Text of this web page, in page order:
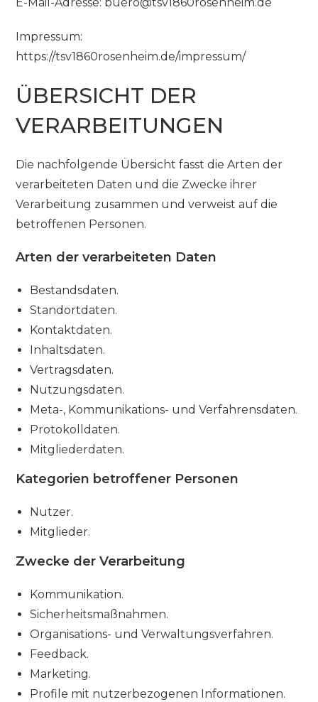
Impressum:
https://tsv1860rosenheim.de/impressum/
ÜBERSICHT DER
VERARBEITUNGEN
Die nachfolgende Übersicht fasst die Arten der
verarbeiteten Daten und die Zwecke ihrer
Verarbeitung zusammen und verweist auf die
betroffenen Personen.
Arten der verarbeiteten Daten
Bestandsdaten.
Standortdaten.
Kontaktdaten.
Inhaltsdaten.
Vertragsdaten.
Nutzungsdaten.
Meta-, Kommunikations- und Verfahrensdaten.
Protokolldaten.
Mitgliederdaten.
Kategorien betroffener Personen
Nutzer.
Mitglieder.
Zwecke der Verarbeitung
Kommunikation.
Sicherheitsmaßnahmen.
Organisations- und Verwaltungsverfahren.
Feedback.
Marketing.
Profile mit nutzerbezogenen Informationen.